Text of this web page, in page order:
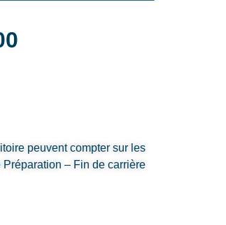
peuvent compter sur les
– Fin de carrière